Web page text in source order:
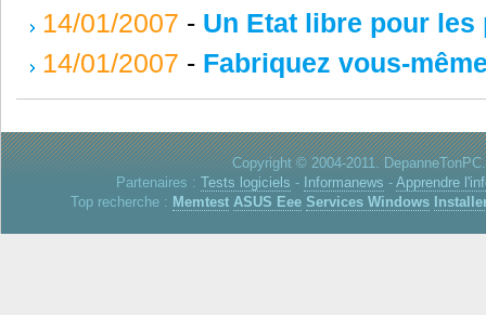
14/01/2007 - Un Etat libre pour les
14/01/2007 - Fabriquez vous-
Copyright © 2004-2011.
Partenaires : Tests logiciels - Informanews - Apprendre
Top recherche : Memtest ASUS Eee Services Windows